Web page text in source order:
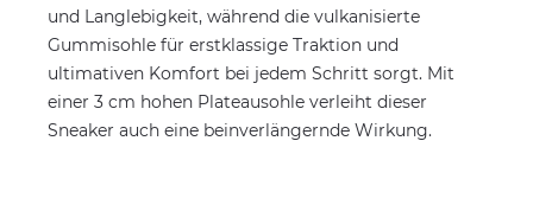
und Langlebigkeit, während die vulkanisierte
Gummisohle für erstklassige Traktion und
ultimativen Komfort bei jedem Schritt sorgt. Mit
einer 3 cm hohen Plateausohle verleiht dieser
Sneaker auch eine beinverlängernde Wirkung.